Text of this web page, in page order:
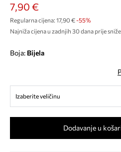
7,90 €
Regularna cijena: 17,90 €-55%
Najniža cijena u zadnjih 30 dana prije
Boja: bijela
Izaberite veličinu
Dodavanje u